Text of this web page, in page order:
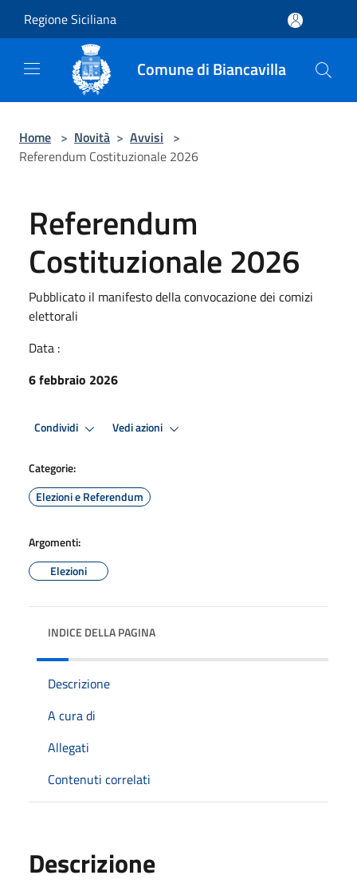
Regione Siciliana
Comune di Biancavilla
Home > Novità > Avvisi >
Referendum Costituzionale 2026
Referendum
Costituzionale 2026
Pubblicato il manifesto della convocazione dei comizi
elettorali
Data :
6 febbraio 2026
Condividi Vedi azioni
Categorie:
Elezioni e Referendum
Argomenti:
Elezioni
INDICE DELLA PAGINA
Descrizione
A cura di
Allegati
Contenuti correlati
Descrizione